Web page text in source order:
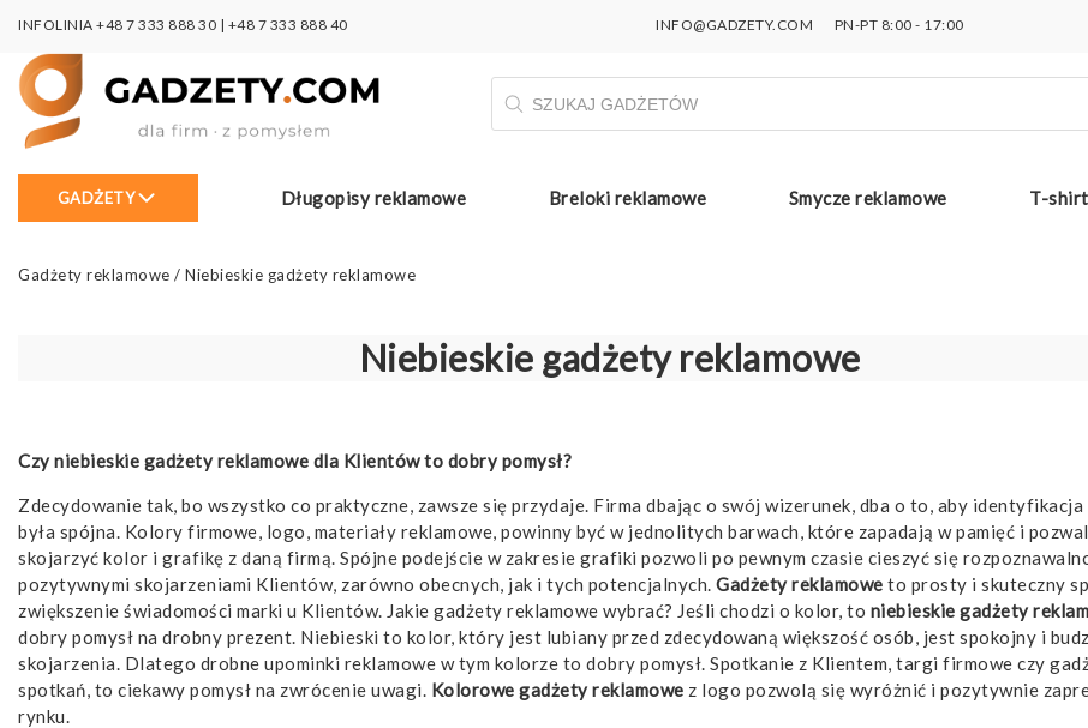
INFOLINIA +48 7 333 888 30 | +48 7 333 888 40 INFO@GADZETY.COM PN-PT 8:00 - 17:00
Wyszukiwarka
produktów
GADŻETY Długopisy reklamowe Breloki reklamowe Smycze reklamowe T-
Gadżety reklamowe / Niebieskie gadżety reklamowe
Niebieskie gadżety reklamowe
Czy niebieskie gadżety reklamowe dla Klientów to dobry pomysł?
Zdecydowanie tak, bo wszystko co praktyczne, zawsze się przydaje. Firma dbając o swój wizerunek, dba o to, aby identyfikacja
była spójna. Kolory firmowe, logo, materiały reklamowe, powinny być w jednolitych barwach, które zapadają w pamięć i
skojarzyć kolor i grafikę z daną firmą. Spójne podejście w zakresie grafiki pozwoli po pewnym czasie cieszyć się
pozytywnymi skojarzeniami Klientów, zarówno obecnych, jak i tych potencjalnych. Gadżety reklamowe to prosty i skuteczny
zwiększenie świadomości marki u Klientów. Jakie gadżety reklamowe wybrać? Jeśli chodzi o kolor, to niebieskie gadżety
dobry pomysł na drobny prezent. Niebieski to kolor, który jest lubiany przed zdecydowaną większość osób, jest spokojny i
skojarzenia. Dlatego drobne upominki reklamowe w tym kolorze to dobry pomysł. Spotkanie z Klientem, targi firmowe czy
spotkań, to ciekawy pomysł na zwrócenie uwagi. Kolorowe gadżety reklamowe z logo pozwolą się wyróżnić i pozytywnie
rynku.